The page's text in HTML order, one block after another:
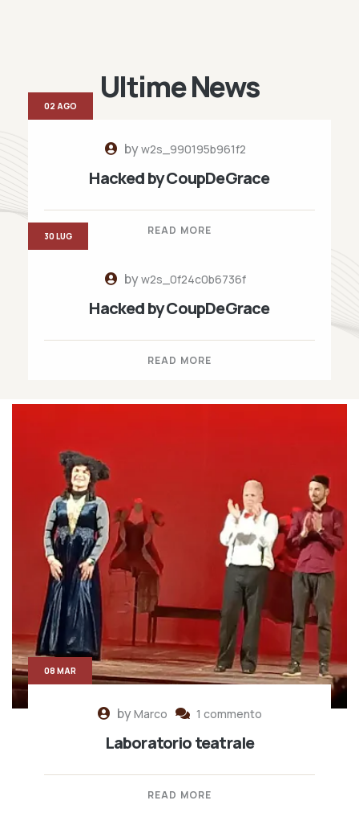
Ultime News
byw2s_990195b961f2
Hacked by CoupDeGrace
READ MORE
02 AGO
byw2s_0f24c0b6736f
Hacked by CoupDeGrace
READ MORE
30 LUG
byMarco 1 commento
Laboratorio teatrale
READ MORE
08 MAR